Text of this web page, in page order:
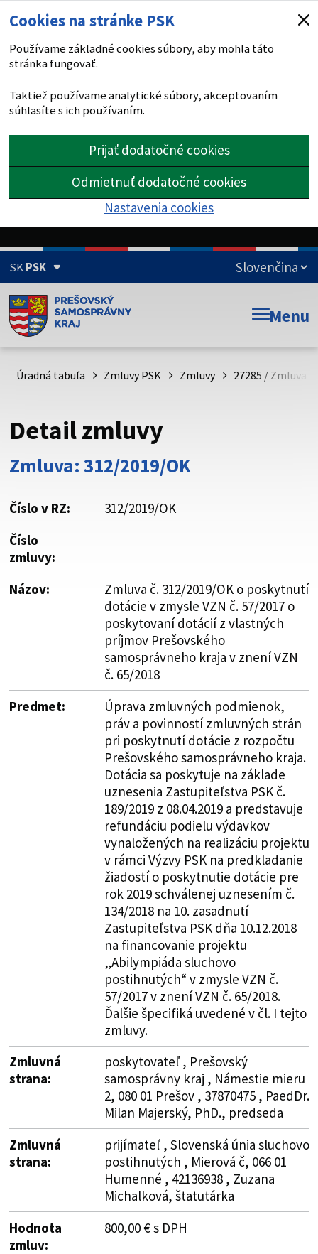
Cookies na stránke PSK
Používame základné cookies súbory, aby mohla táto
stránka fungovať.
Taktiež používame analytické súbory, akceptovaním
súhlasíte s ich používaním.
Prijať dodatočné cookies
Odmietnuť dodatočné cookies
Nastavenia cookies
SKPSK
Doména psk.sk je oficiálna
Toto je oficiálna webová stránka Prešovského
psk.sk.
Buďte pozorní a vždy sa uistite, že zdieľate informácie iba
cez zabezpečenú webovú stránku. Zabezpečená stránka
vždy začína https:// pred názvom domény webového sídla.
Menu
Úradná tabuľa Zmluvy PSK Zmluvy 27285 / Zmluva
Detail zmluvy
Zmluva: 312/2019/OK
Číslo v RZ:
312/2019/OK
Číslo
zmluvy:
Názov:
Zmluva č. 312/2019/OK o poskytnutí
dotácie v zmysle VZN č. 57/2017 o
poskytovaní dotácií z vlastných
príjmov Prešovského
samosprávneho kraja v znení VZN
č. 65/2018
Predmet:
Úprava zmluvných podmienok,
práv a povinností zmluvných strán
pri poskytnutí dotácie z rozpočtu
Prešovského samosprávneho kraja.
Dotácia sa poskytuje na základe
uznesenia Zastupiteľstva PSK č.
189/2019 z 08.04.2019 a predstavuje
refundáciu podielu výdavkov
vynaložených na realizáciu projektu
v rámci Výzvy PSK na predkladanie
žiadostí o poskytnutie dotácie pre
rok 2019 schválenej uznesením č.
134/2018 na 10. zasadnutí
Zastupiteľstva PSK dňa 10.12.2018
na financovanie projektu
„Abilympiáda sluchovo
postihnutých“ v zmysle VZN č.
57/2017 v znení VZN č. 65/2018.
Ďalšie špecifiká uvedené v čl. I tejto
zmluvy.
Zmluvná
strana:
poskytovateľ , Prešovský
samosprávny kraj , Námestie mieru
2, 080 01 Prešov , 37870475 , PaedDr.
Milan Majerský, PhD., predseda
Zmluvná
strana:
prijímateľ , Slovenská únia sluchovo
postihnutých , Mierová č, 066 01
Humenné , 42136938 , Zuzana
Michalková, štatutárka
Hodnota
zmluv:
800,00 € s DPH